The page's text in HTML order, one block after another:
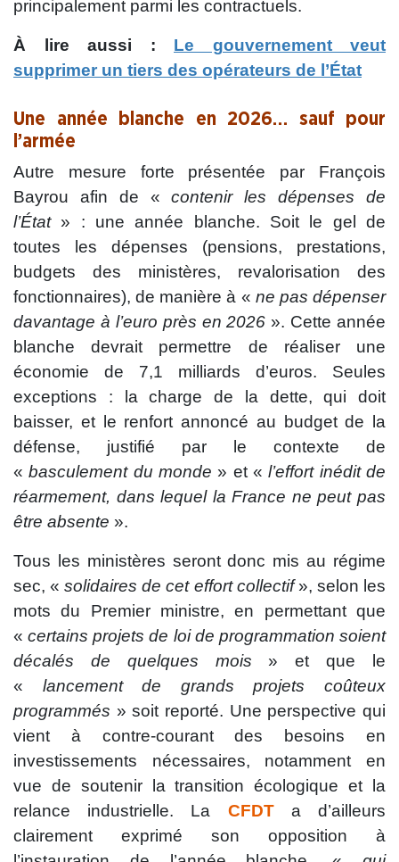
principalement parmi les contractuels.
À lire aussi : Le gouvernement veut
supprimer un tiers des opérateurs de l’État
Une année blanche en 2026… sauf pour
l’armée
Autre mesure forte présentée par François
Bayrou afin de « contenir les dépenses de
l’État» : une année blanche. Soit le gel de
toutes les dépenses (pensions, prestations,
budgets des ministères, revalorisation des
fonctionnaires), de manière à « ne pas dépenser
davantage à l’euro près en 2026 ». Cette année
blanche devrait permettre de réaliser une
économie de 7,1 milliards d’euros. Seules
exceptions : la charge de la dette, qui doit
baisser, et le renfort annoncé au budget de la
défense, justifié par le contexte de
« basculement du monde » et «l’effort inédit de
réarmement, dans lequel la France ne peut pas
être absente ».
Tous les ministères seront donc mis au régime
sec, «solidaires de cet effort collectif», selon les
mots du Premier ministre, en permettant que
«certains projets de loi de programmation soient
décalés de quelques mois » et que le
« lancement de grands projets coûteux
programmés » soit reporté. Une perspective qui
vient à contre-courant des besoins en
investissements nécessaires, notamment en
vue de soutenir la transition écologique et la
relance industrielle. La CFDT
a d’ailleurs
clairement exprimé son opposition à